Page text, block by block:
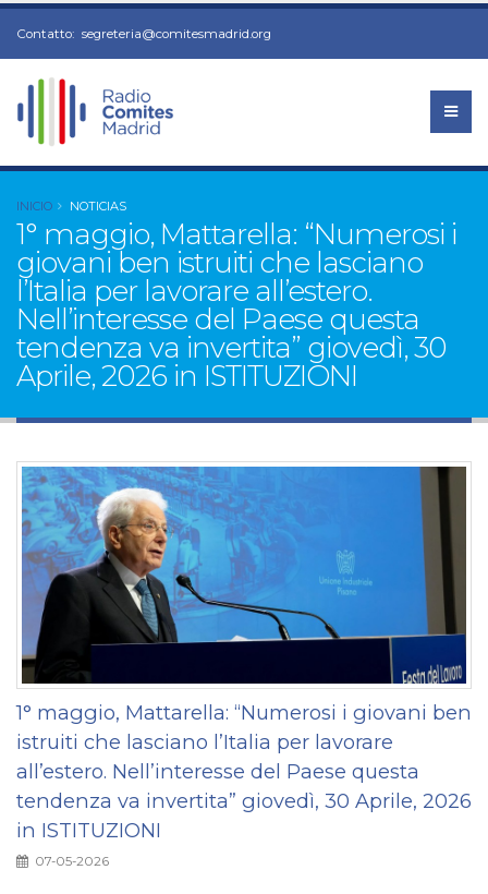
Contatto: segreteria@comitesmadrid.org
INICIO NOTICIAS
1° maggio, Mattarella: “Numerosi i
giovani ben istruiti che lasciano
l’Italia per lavorare all’estero.
Nell’interesse del Paese questa
tendenza va invertita” giovedì, 30
Aprile, 2026 in ISTITUZIONI
1° maggio, Mattarella: “Numerosi i giovani ben
istruiti che lasciano l’Italia per lavorare
all’estero. Nell’interesse del Paese questa
tendenza va invertita” giovedì, 30 Aprile, 2026
in ISTITUZIONI
07-05-2026